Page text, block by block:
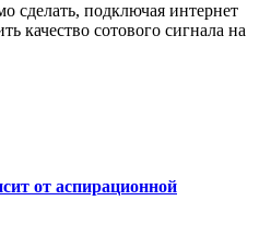
сделать, подключая интернет
качество сотового сигнала на
от аспирационной